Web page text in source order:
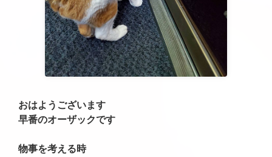
おはようございます
早番のオーザックです
物事を考える時